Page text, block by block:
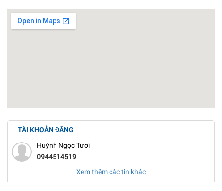
TÀI KHOẢN ĐĂNG
Huỳnh Ngọc Tươi
0944514519
Xem thêm các tin khác